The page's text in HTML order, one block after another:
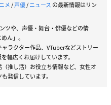
メ/声優/ニュース の最新情報はリン
ツや、声優・舞台・俳優などの情
ん」。
ラクター作品、VTuberなどストリー
幅広くお届けしています。
推し活）お役立ち情報など、女性オ
発信しています。